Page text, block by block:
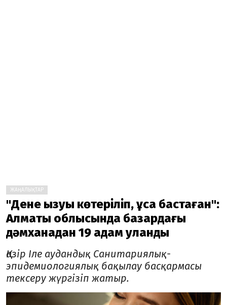
ЖАҢАЛЫҚТАР
"Дене қызуы көтеріліп, құса бастаған":
Алматы облысында базардағы
дәмханадан 19 адам уланды
Қазір Іле аудандық Санитариялық-
эпидемиологиялық бақылау басқармасы
тексеру жүргізіп жатыр.